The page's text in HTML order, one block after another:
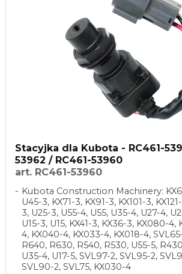
Stacyjka dla Kubota - RC461-
53962 / RC461-53960
art. RC461-53960
Kubota Construction Machinery:
U45-3, KX71-3, KX91-3, KX101-3,
3, U25-3, U55-4, U55, U35-4, U27-4,
U15-3, U15, KX41-3, KX36-3, KX080-4,
4, KX040-4, KX033-4, KX018-4,
R640, R630, R540, R530, U55-5,
U35-4, U17-5, SVL97-2, SVL95-2,
SVL90-2, SVL75, KX030-4